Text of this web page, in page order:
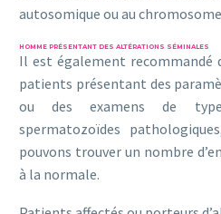
autosomique ou au
HOMME PRÉSENTANT DES ALTÉRATIONS SÉMINALES
Il est également recommandé
patients présentant des
ou des examens de
spermatozoïdes
pouvons trouver un nombre
à la normale.